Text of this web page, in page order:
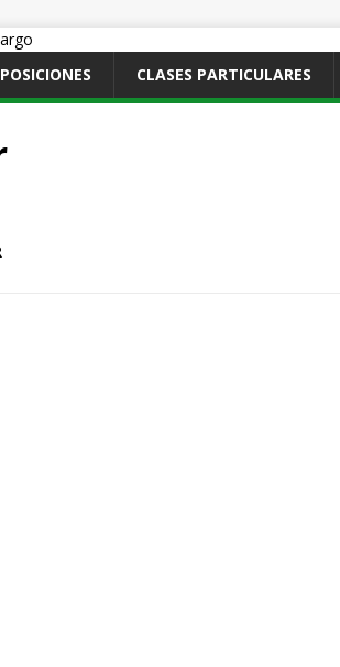
CLASES PARTICULARES